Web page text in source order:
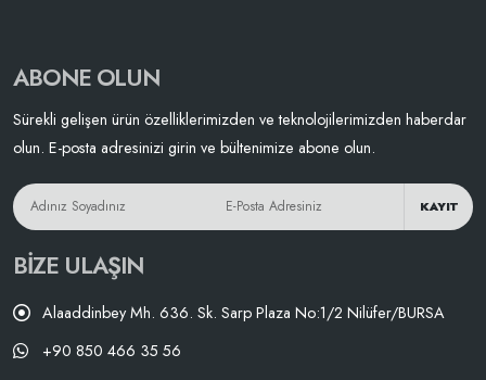
ABONE OLUN
Sürekli gelişen ürün özelliklerimizden ve teknolojilerimizden haberdar
olun. E-posta adresinizi girin ve bültenimize abone olun.
KAYIT
BIZE ULAŞIN
Alaaddinbey Mh. 636. Sk. Sarp Plaza No:1/2 Nilüfer/BURSA
+90 850 466 35 56